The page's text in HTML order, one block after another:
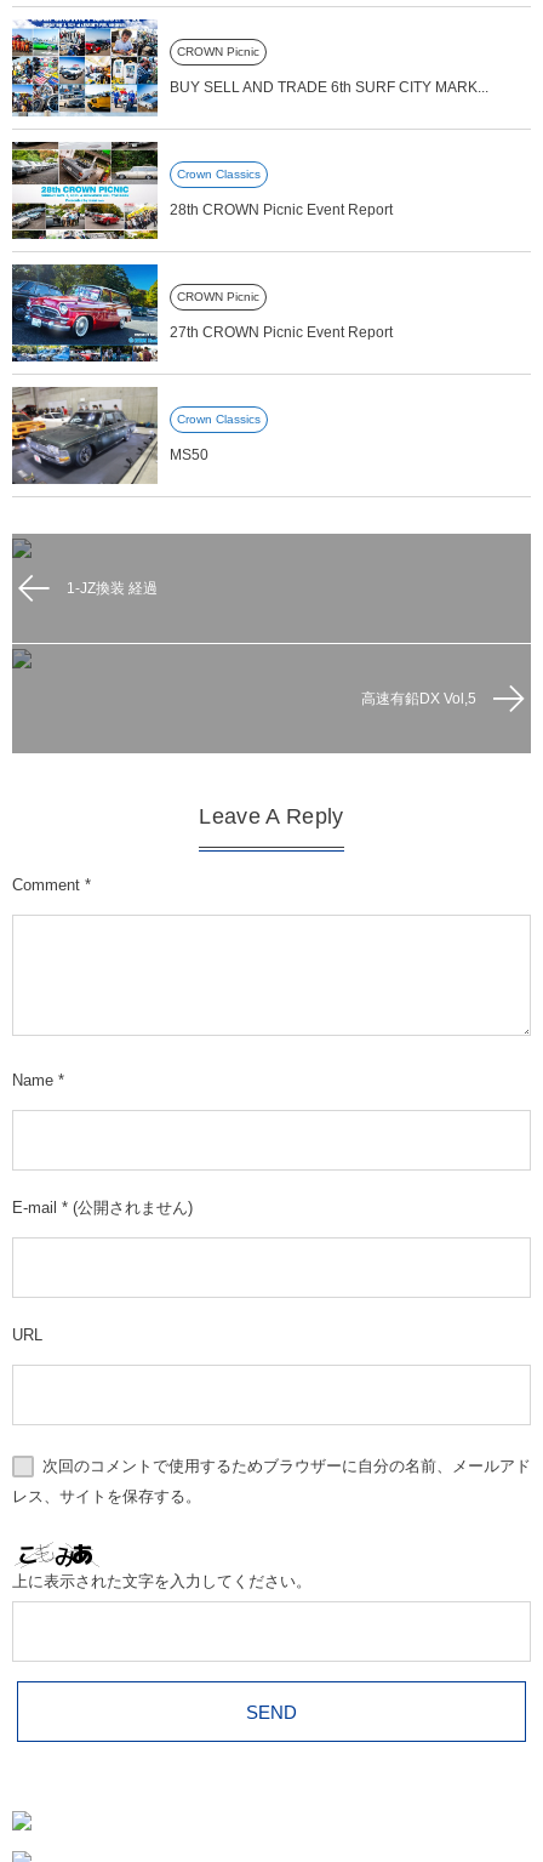
CROWN Picnic
BUY SELL AND TRADE 6th SURF CITY MARK...
Crown Classics
28th CROWN Picnic Event Report
CROWN Picnic
27th CROWN Picnic Event Report
Crown Classics
MS50
1-JZ換装 経過
高速有鉛DX Vol,5
Leave A Reply
Comment *
Name *
E-mail * (公開されません)
URL
次回のコメントで使用するためブラウザーに自分の名前、メールアド
レス、サイトを保存する。
上に表示された文字を入力してください。